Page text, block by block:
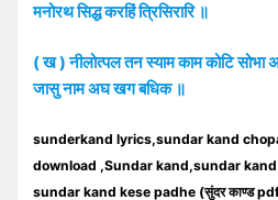
मनोरथ सिद्ध करहिं त्रिसिरारि ॥
( ख ) नीलोत्पल तन स्याम काम कोटि
जासु नाम अघ खग बधिक ॥
sunderkand lyrics,sundar kand
download ,Sundar kand,sundar
sundar kand kese padhe (सुंदर काण्ड pdf,